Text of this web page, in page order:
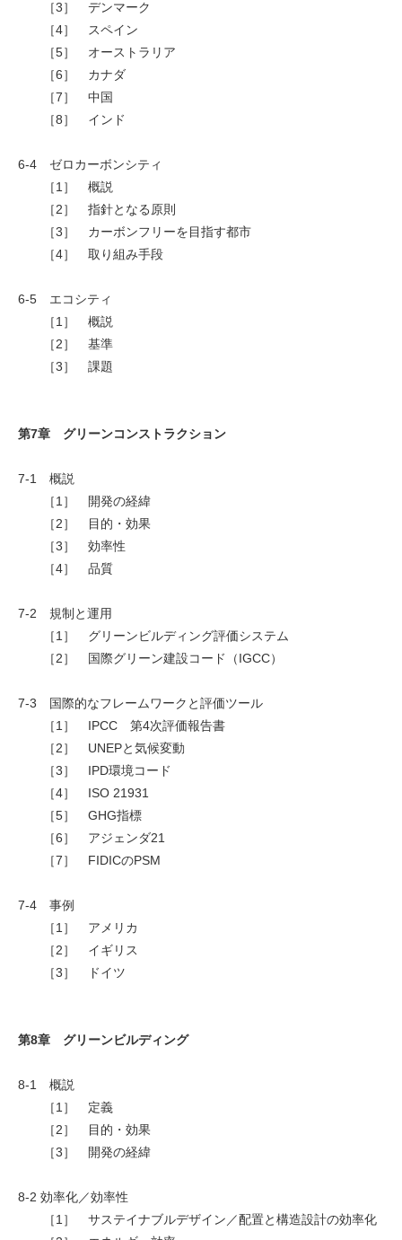
［3］ デンマーク
［4］ スペイン
［5］ オーストラリア
［6］ カナダ
［7］ 中国
［8］ インド
6-4 ゼロカーボンシティ
［1］ 概説
［2］ 指針となる原則
［3］ カーボンフリーを目指す都市
［4］ 取り組み手段
6-5 エコシティ
［1］ 概説
［2］ 基準
［3］ 課題
第7章 グリーンコンストラクション
7-1 概説
［1］ 開発の経緯
［2］ 目的・効果
［3］ 効率性
［4］ 品質
7-2 規制と運用
［1］ グリーンビルディング評価システム
［2］ 国際グリーン建設コード（IGCC）
7-3 国際的なフレームワークと評価ツール
［1］ IPCC 第4次評価報告書
［2］ UNEPと気候変動
［3］ IPD環境コード
［4］ ISO 21931
［5］ GHG指標
［6］ アジェンダ21
［7］ FIDICのPSM
7-4 事例
［1］ アメリカ
［2］ イギリス
［3］ ドイツ
第8章 グリーンビルディング
8-1 概説
［1］ 定義
［2］ 目的・効果
［3］ 開発の経緯
8-2 効率化／効率性
［1］ サステイナブルデザイン／配置と構造設計の効率化